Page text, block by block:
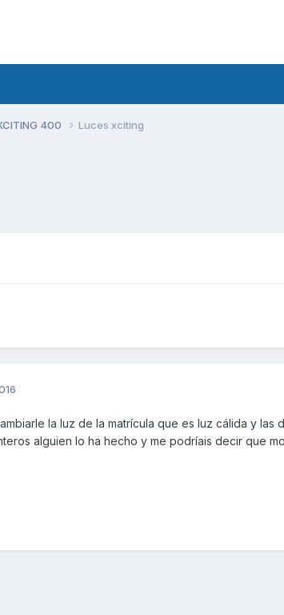
400 Luces xciting
la luz de la matrícula que es luz cálida y las
alguien lo ha hecho y me podríais decir que